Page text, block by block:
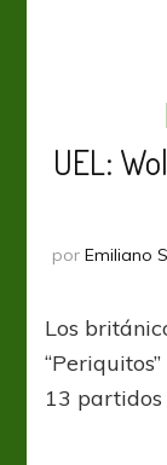
UEL:
por Emiliano
Los
13